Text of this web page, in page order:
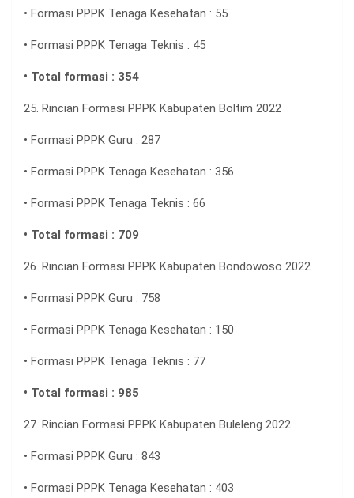
• Formasi PPPK Tenaga Kesehatan : 55
• Formasi PPPK Tenaga Teknis : 45
• Total formasi : 354
25. Rincian Formasi PPPK Kabupaten Boltim 2022
• Formasi PPPK Guru : 287
• Formasi PPPK Tenaga Kesehatan : 356
• Formasi PPPK Tenaga Teknis : 66
• Total formasi : 709
26. Rincian Formasi PPPK Kabupaten Bondowoso 2022
• Formasi PPPK Guru : 758
• Formasi PPPK Tenaga Kesehatan : 150
• Formasi PPPK Tenaga Teknis : 77
• Total formasi : 985
27. Rincian Formasi PPPK Kabupaten Buleleng 2022
• Formasi PPPK Guru : 843
• Formasi PPPK Tenaga Kesehatan : 403